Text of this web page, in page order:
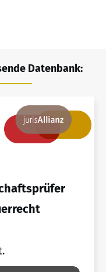
Datenbank: